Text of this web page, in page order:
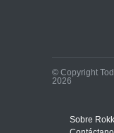
© Copyright
2026
Sobre